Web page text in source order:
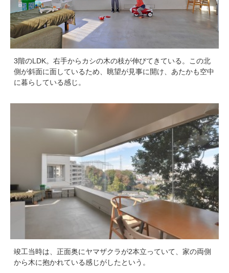
3階のLDK。右手からカシの木の枝が伸びてきている。この北
側が斜面に面しているため、眺望が見事に開け、あたかも空中
に暮らしている感じ。
竣工当時は、正面奥にヤマザクラが2本立っていて、家の両側
から木に抱かれている感じがしたという。